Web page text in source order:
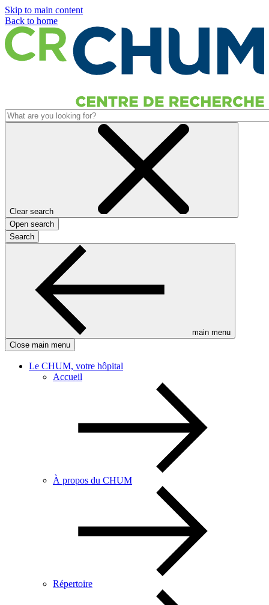
Skip to main content
Back to home
Clear search
Open search
Search
main menu
Close main menu
Le CHUM, votre hôpital
Accueil
À propos du CHUM
Répertoire